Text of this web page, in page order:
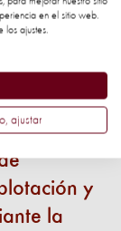
un
los
el
y
la
en el sitio web.
los ajustes.
ajustar